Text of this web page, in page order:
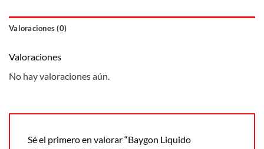
Valoraciones (0)
Valoraciones
No hay valoraciones aún.
Sé el primero en valorar “Baygon Liquido